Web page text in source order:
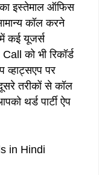
इस्तेमाल ऑफिस
कॉल करने
कई यूजर्स
को भी रिकॉर्ड
व्हाट्सएप पर
तरीकों से कॉल
थर्ड पार्टी ऐप